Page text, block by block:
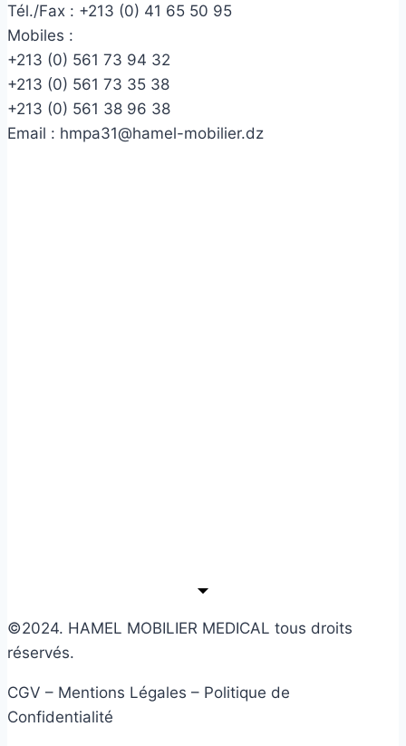
Tél./Fax : +213 (0) 41 65 50 95
Mobiles :
+213 (0) 561 73 94 32
+213 (0) 561 73 35 38
+213 (0) 561 38 96 38
Email : hmpa31@hamel-mobilier.dz
©2024. HAMEL MOBILIER MEDICAL tous droits
réservés.
CGV – Mentions Légales – Politique de
Confidentialité